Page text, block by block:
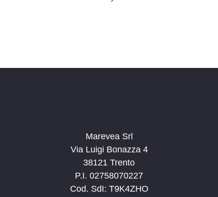
Marevea Srl
Via Luigi Bonazza 4
38121 Trento
P.I. 02758070227
Cod. SdI: T9K4ZHO